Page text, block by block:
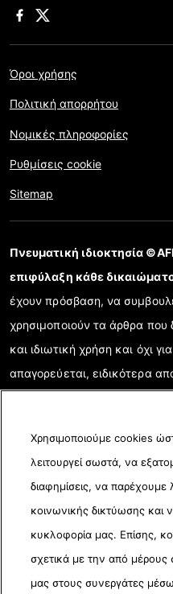
Όροι χρήσης
Πολιτική απορρήτου
Νομικές πληροφορίες
Ρυθμίσεις cookie
Sitemap
Πνευματική ιδιοκτησία
επιφύλαξη κάθε
έχουν πρόσβαση, να
χρησιμοποιούν τα άρθρα που
και ιδιωτική χρήση και όχι
απαγορεύεται, ειδικότερα
περιεχομένου της
κάθε άλλο τρόπο χωρίς την
σχετικής άδειας με το AFP.
κατανόηση της
αναλύονται
(link). Το AFP δεν έχει
τους ή πνευματικά
ανήκει σε τρίτους και δεν
Χρησιμοποιούμε cookies
λειτουργεί σωστά, να
διαφημίσεις, να παρέχουμε
κοινωνικής δικτύωσης και
κυκλοφορία μας. Επίσης,
σχετικά με την από μέρους
μας στους συνεργάτες